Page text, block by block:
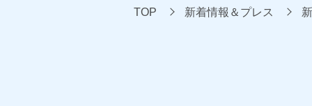
TOP 新着情報＆プレス